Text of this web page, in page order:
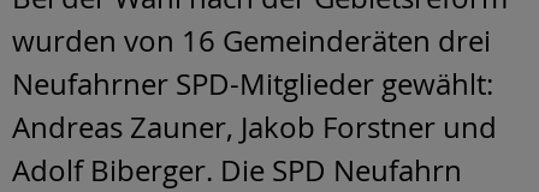
wurden von 16 Gemeinderäten drei
Neufahrner SPD-Mitglieder gewählt:
Andreas Zauner, Jakob Forstner und
Adolf Biberger. Die SPD Neufahrn